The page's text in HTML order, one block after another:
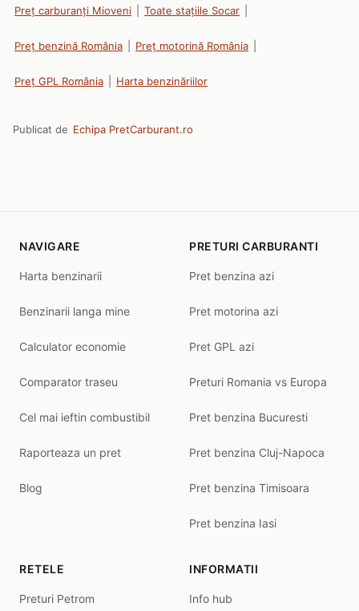
Preț carburanți Mioveni Toate stațiile Socar
Preț benzină România Preț motorină România
Preț GPL România Harta benzinăriilor
Publicat de Echipa PretCarburant.ro
NAVIGARE
Harta benzinarii
Benzinarii langa mine
Calculator economie
Comparator traseu
Cel mai ieftin combustibil
Raporteaza un pret
Blog
PRETURI CARBURANTI
Pret benzina azi
Pret motorina azi
Pret GPL azi
Preturi Romania vs Europa
Pret benzina Bucuresti
Pret benzina Cluj-Napoca
Pret benzina Timisoara
Pret benzina Iasi
RETELE
Preturi Petrom
INFORMATII
Info hub